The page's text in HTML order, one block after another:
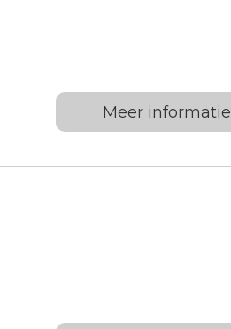
Meer informatie